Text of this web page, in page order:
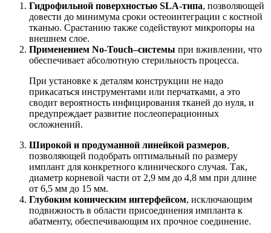
Гидрофильной поверхностью SLA-типа, позволяющей
довести до минимума сроки остеоинтеграции с костной
тканью. Срастанию также содействуют микропоры на
внешнем слое.
Применением No-Touch–системы при вживлении, что
обеспечивает абсолютную стерильность процесса.
При установке к деталям конструкции не надо
прикасаться инструментами или перчатками, а это
сводит вероятность инфицирования тканей до нуля, и
предупреждает развитие послеоперационных
осложнений.
Широкой и продуманной линейкой размеров,
позволяющей подобрать оптимальный по размеру
имплант для конкретного клинического случая. Так,
диаметр корневой части от 2,9 мм до 4,8 мм при длине
от 6,5 мм до 15 мм.
Глубоким коническим интерфейсом, исключающим
подвижность в области присоединения импланта к
абатменту, обеспечивающим их прочное соединение.